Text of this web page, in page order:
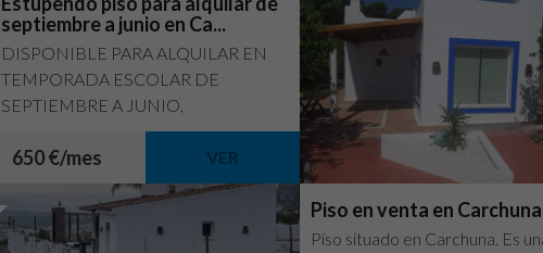
septiembre a junio en Ca...
DISPONIBLE PARA ALQUILAR EN
TEMPORADA ESCOLAR DE
SEPTIEMBRE A JUNIO,
650 €/mes VER
Piso en venta en Carchuna
Piso situado en Carchuna. Es